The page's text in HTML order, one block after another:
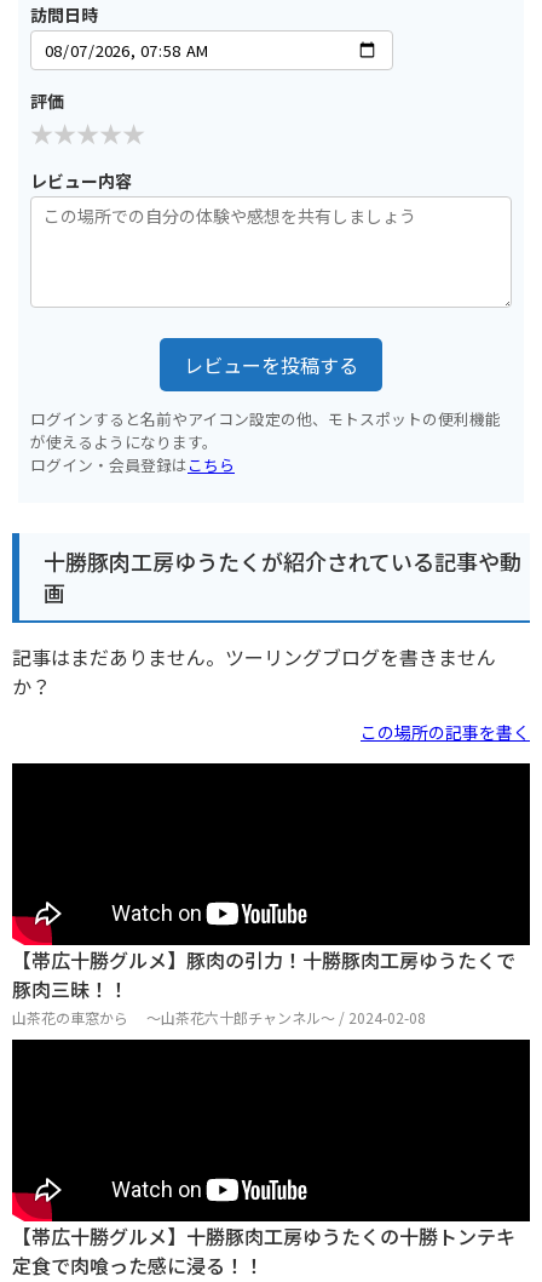
訪問日時
評価
レビュー内容
レビューを投稿する
ログインすると名前やアイコン設定の他、モトスポットの便利機能
が使えるようになります。
ログイン・会員登録はこちら
十勝豚肉工房ゆうたくが紹介されている記事や動
画
記事はまだありません。ツーリングブログを書きません
か？
この場所の記事を書く
【帯広十勝グルメ】豚肉の引力！十勝豚肉工房ゆうたくで
豚肉三昧！！
山茶花の車窓から ～山茶花六十郎チャンネル～ / 2024-02-08
【帯広十勝グルメ】十勝豚肉工房ゆうたくの十勝トンテキ
定食で肉喰った感に浸る！！